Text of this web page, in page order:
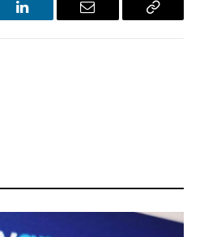
LinkedIn Email
Copy